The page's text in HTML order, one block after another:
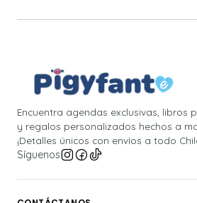
Encuentra agendas exclusivas, libros
y regalos personalizados hechos a
¡Detalles únicos con envíos a todo
Síguenos